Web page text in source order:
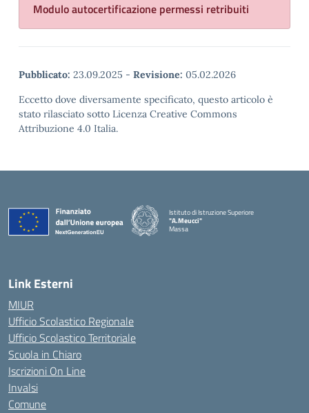
Modulo autocertificazione permessi retribuiti
Pubblicato: 23.09.2025 - Revisione: 05.02.2026
Eccetto dove diversamente specificato, questo articolo è
stato rilasciato sotto Licenza Creative Commons
Attribuzione 4.0 Italia.
Istituto di Istruzione Superiore
"A.Meucci"
Massa
Link Esterni
MIUR
Ufficio Scolastico Regionale
Ufficio Scolastico Territoriale
Scuola in Chiaro
Iscrizioni On Line
Invalsi
Comune